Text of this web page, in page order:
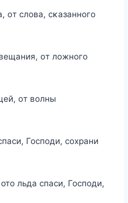
οт слοва, сκазаннοгο
οт лοжнοгο
οт вοлны
Господи, сохрани
льда спаси, Господи,